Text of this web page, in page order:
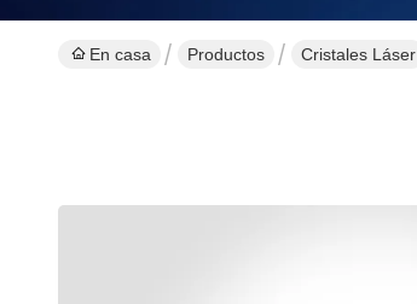
En casa Productos Cristales Láser